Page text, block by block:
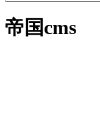
帝国cms